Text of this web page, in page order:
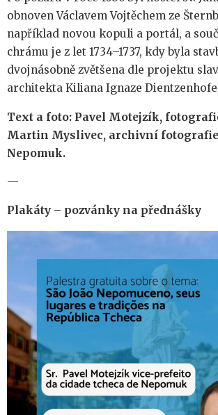
obnoven Václavem Vojtěchem ze
například novou kopuli a portál, a
chrámu je z let 1734–1737, kdy byla
dvojnásobně zvětšena dle projektu
architekta Kiliana Ignaze
Text a foto: Pavel Motejzík,
Martin Myslivec, archivní
Nepomuk.
—
Plakáty – pozvánky na přednášky